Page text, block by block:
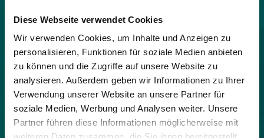
Diese Webseite verwendet Cookies
Wir verwenden Cookies, um Inhalte und Anzeigen zu
personalisieren, Funktionen für soziale Medien anbieten
zu können und die Zugriffe auf unsere Website zu
analysieren. Außerdem geben wir Informationen zu Ihrer
Verwendung unserer Website an unsere Partner für
soziale Medien, Werbung und Analysen weiter. Unsere
Partner führen diese Informationen möglicherweise mit
Handlungsanweisungen für die Landwirte
Bewirtschaftung nicht unnötig zu erschweren und
möglichst keine Hürden aufzubauen, da die
Alpwirtschaft auch einen großen Beitrag zum
Erhalt der Landschaft und zur regionalen
Wertschöpfung leistet.
Zutaten: Was es zum Gelingen braucht